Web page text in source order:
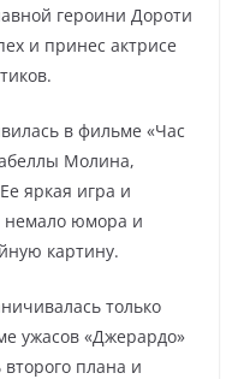
героини Дороти
и принес актрисе
в фильме «Час
Молина,
яркая игра и
немало юмора и
картину.
только
ужасов «Джерардо»
плана и